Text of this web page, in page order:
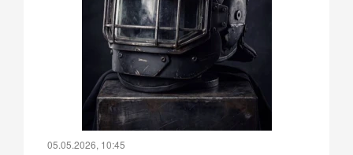
05.05.2026, 10:45